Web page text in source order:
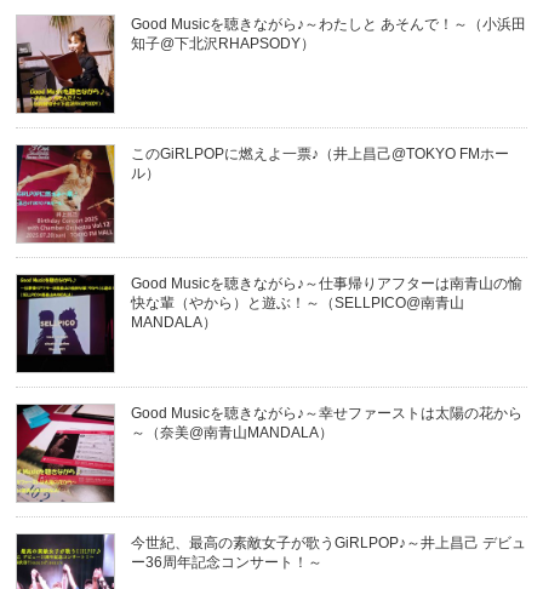
Good Musicを聴きながら♪～わたしと あそんで！～（小浜田
知子@下北沢RHAPSODY）
このGiRLPOPに燃えよ一票♪（井上昌己@TOKYO FMホー
ル）
Good Musicを聴きながら♪～仕事帰りアフターは南青山の愉
快な輩（やから）と遊ぶ！～（SELLPICO@南青山
MANDALA）
Good Musicを聴きながら♪～幸せファーストは太陽の花から
～（奈美@南青山MANDALA）
今世紀、最高の素敵女子が歌うGiRLPOP♪～井上昌己 デビュ
ー36周年記念コンサート！～